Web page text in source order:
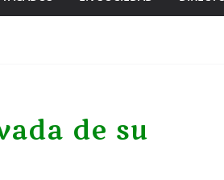
de su